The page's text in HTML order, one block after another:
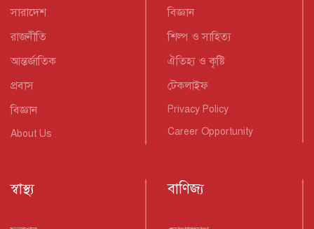
সারাদেশ
রাজনীতি
আন্তর্জাতিক
প্রবাস
বিজ্ঞান
About Us
বিজ্ঞান
শিল্প ও সাহিত্য
ঐতিহ্য ও কৃষ্টি
টেকলাইফ
Privacy Policy
Career Opportunity
স্বাস্থ্য বাণিজ্য